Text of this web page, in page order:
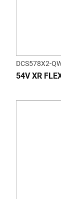
DCS578X2-
54V XR